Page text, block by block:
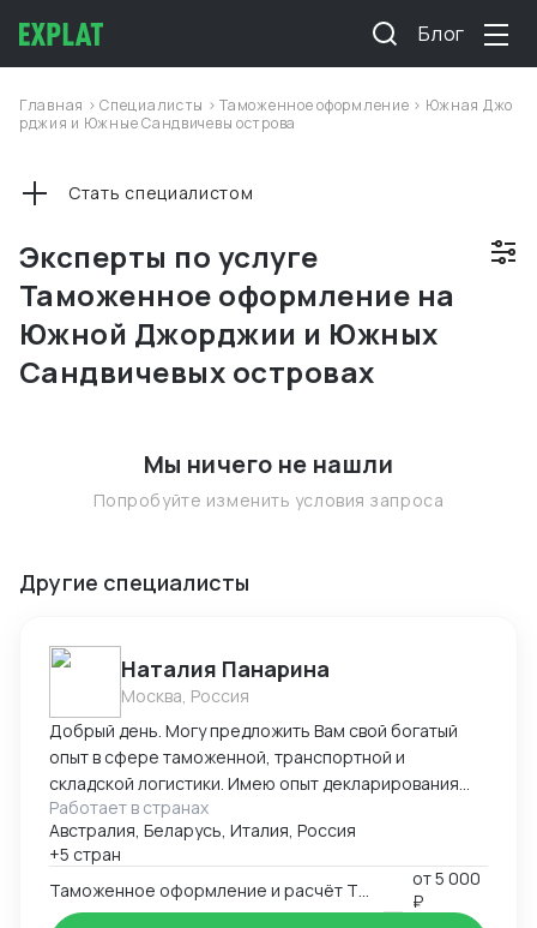
Блог
Главная >Специалисты >Таможенное оформление > Южная Джо
рджия и Южные Сандвичевы острова
Эксперты по услуге
Таможенное оформление на
Южной Джорджии и Южных
Сандвичевых островах
Стать специалистом
Мы ничего не нашли
Попробуйте изменить условия запроса
Другие специалисты
Наталия Панарина
Москва, Россия
Добрый день. Могу предложить Вам свой богатый
опыт в сфере таможенной, транспортной и
складской логистики. Имею опыт декларирования
парфюмерно-косметической продукции с 2016-ого
года. Работаю в программе Альта-ГТД, Заполнитель.
На протяжении всей своей деятельности связана с
получением разрешительной документации,
документооборотом в области таможенной и
Работает в странах
Австралия, Беларусь, Италия, Россия
+5 стран
от5 000
₽